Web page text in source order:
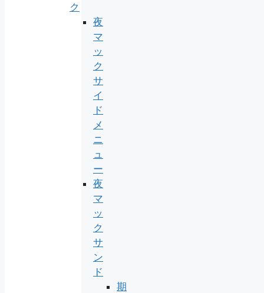
ク
夜
マ
ッ
ク
サ
イ
ド
メ
ニ
ュ
ー
夜
マ
ッ
ク
サ
ン
ド
期